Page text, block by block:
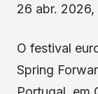
26 abr. 2026,
O festival
Spring